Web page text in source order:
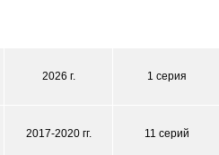
2026 г. 1 серия
2017-2020 гг. 11 серий